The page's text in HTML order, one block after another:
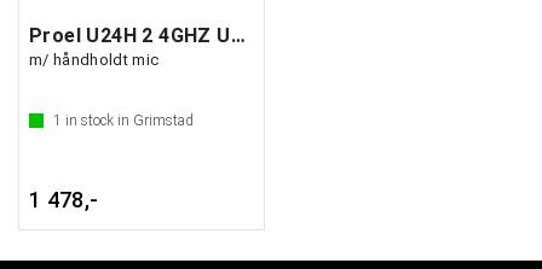
Proel U24H 2 4GHZ USB Trådløst system
m/ håndholdt mic
1 in stock in Grimstad
1 478,-